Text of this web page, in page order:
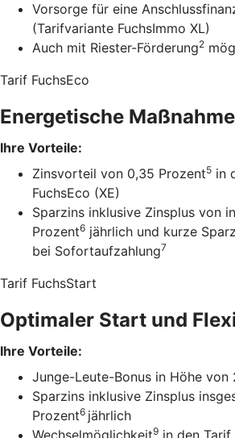
Vorsorge für eine
(Tarifvariante FuchsImmo XL)
Auch mit Riester-Förderung2
Tarif FuchsEco
Energetische
Ihre Vorteile:
Zinsvorteil von 0,35 Prozent5 in
FuchsEco (XE)
Sparzins inklusive Zinsplus von
Prozent6 jährlich und kurze
bei Sofortaufzahlung7
Tarif FuchsStart
Optimaler Start und
Ihre Vorteile:
Junge-Leute-Bonus in Höhe von
Sparzins inklusive Zinsplus
Prozent6 jährlich
9